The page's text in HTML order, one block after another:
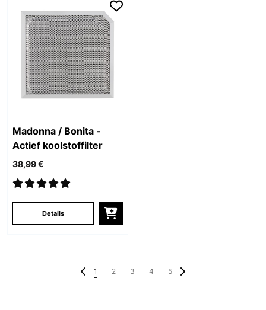
Madonna / Bonita -
Actief koolstoffilter
38,99 €
Details
1 2 3 4 5